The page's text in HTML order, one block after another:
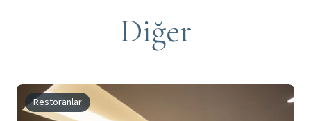
Diğer
Restoranlar